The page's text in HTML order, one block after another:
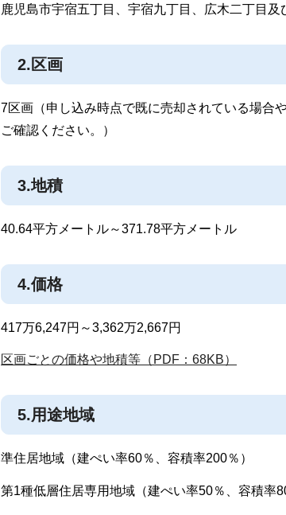
鹿児島市宇宿五丁目、宇宿九丁目、広木二丁目及
2.区画
7区画（申し込み時点で既に売却されている場合
ご確認ください。）
3.地積
40.64平方メートル～371.78平方メートル
4.価格
417万6,247円～3,362万2,667円
区画ごとの価格や地積等（PDF：68KB）
5.用途地域
準住居地域（建ぺい率60％、容積率200％）
第1種低層住居専用地域（建ぺい率50％、容積率